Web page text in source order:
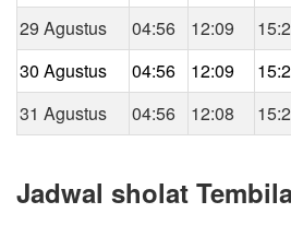
29 Agustus
04:56 12:09
30 Agustus
04:56 12:09
31 Agustus
04:56 12:08
Jadwal sholat